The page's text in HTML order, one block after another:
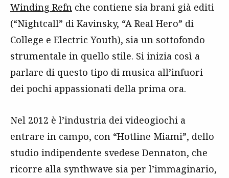
Winding Refn che contiene sia brani già editi
(“Nightcall” di Kavinsky, “A Real Hero” di
College e Electric Youth), sia un sottofondo
strumentale in quello stile. Si inizia così a
parlare di questo tipo di musica all’infuori
dei pochi appassionati della prima ora.
Nel 2012 è l’industria dei videogiochi a
entrare in campo, con “Hotline Miami”, dello
studio indipendente svedese Dennaton, che
ricorre alla synthwave sia per l’immaginario,